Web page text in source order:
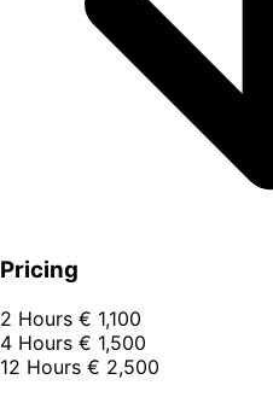
Pricing
2 Hours € 1,100
4 Hours € 1,500
12 Hours € 2,500